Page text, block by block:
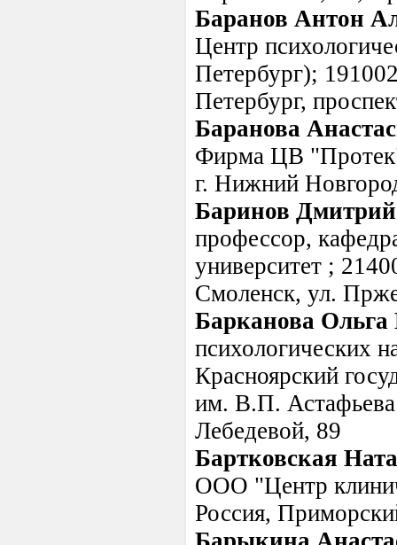
Баранов Антон
Центр
Петербург);
Петербург,
Баранова
Фирма ЦВ
г. Нижний
Баринов
профессор,
университет ;
Смоленск, ул.
Барканова
психологических
Красноярский
им. В.П. Астафьева
Лебедевой, 89
Бартковская
ООО "Центр
Россия,